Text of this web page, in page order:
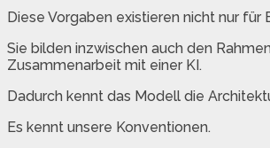
Diese Vorgaben existieren nicht nur für
Sie bilden inzwischen auch den
Zusammenarbeit mit einer KI.
Dadurch kennt das Modell die
Es kennt unsere Konventionen.